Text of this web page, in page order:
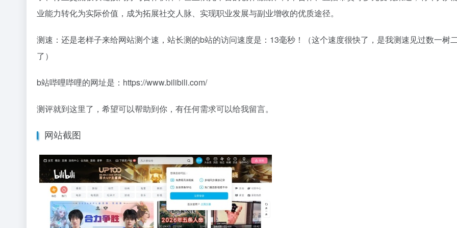
业能力转化为实际价值，成为拓展社交人脉、实现职业发展与副业增收的优质途径。
测速：还是老样子来给网站测个速，站长测的b站的访问速度是：13毫秒！（这个速度很快了，是我测速见过数一树
了）
b站哔哩哔哩的网址是：https://www.bilibili.com/
测评就到这里了，希望可以帮助到你，有任何需求可以给我留言。
网站截图